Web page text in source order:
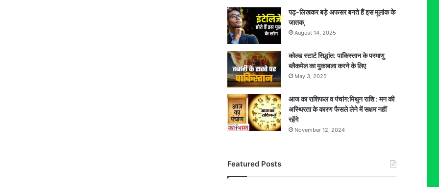
पढ़-लिखकर बड़े अफसर बनते हैं इस मूलांक के
जातक,
August 14, 2025
कोल्ड स्टार्ट सिद्धांत: पाकिस्तान के परमाणु
ब्लैकमेल का मुकाबला करने के लिए
May 3, 2025
आज का राशिफल व पंचांग:मिथुन राशि : मन की
अस्थिरता के कारण फैसले लेने में सक्षम नहीं
रहेंगे
November 12, 2024
Featured Posts